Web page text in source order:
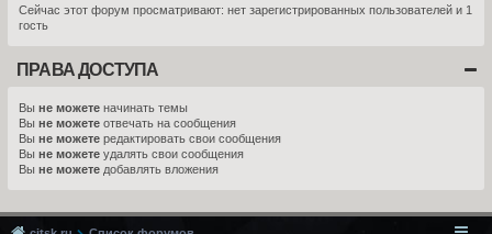
Сейчас этот форум просматривают: нет зарегистрированных пользователей и 1
гость
ПРАВА ДОСТУПА
Вы не можете начинать темы
Вы не можете отвечать на сообщения
Вы не можете редактировать свои сообщения
Вы не можете удалять свои сообщения
Вы не можете добавлять вложения